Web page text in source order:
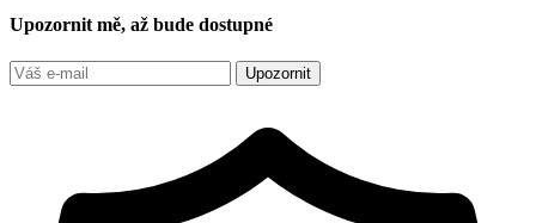
Upozornit mě, až bude dostupné
Upozornit